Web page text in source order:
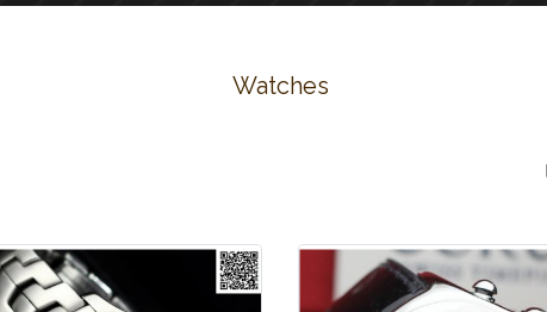
Watches